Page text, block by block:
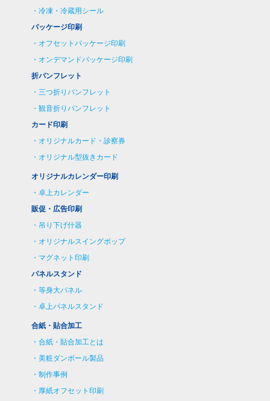
冷凍・冷蔵用シール
パッケージ印刷
オフセットパッケージ印刷
オンデマンドパッケージ印刷
折パンフレット
三つ折りパンフレット
観音折りパンフレット
カード印刷
オリジナルカード・診察券
オリジナル型抜きカード
オリジナルカレンダー印刷
卓上カレンダー
販促・広告印刷
吊り下げ什器
オリジナルスイングポップ
マグネット印刷
パネルスタンド
等身大パネル
卓上パネルスタンド
合紙・貼合加工
合紙・貼合加工とは
美粧ダンボール製品
制作事例
厚紙オフセット印刷